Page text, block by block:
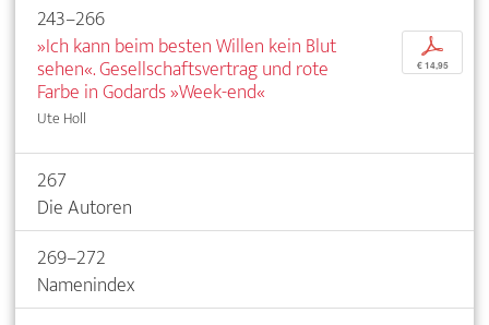
243–266
»Ich kann beim besten Willen kein Blut
sehen«. Gesellschaftsvertrag und rote
Farbe in Godards »Week-end«
Ute Holl
p
€ 14,95
267
Die Autoren
269–272
Namenindex